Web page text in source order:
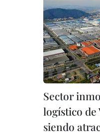
Sector
logístico de
siendo